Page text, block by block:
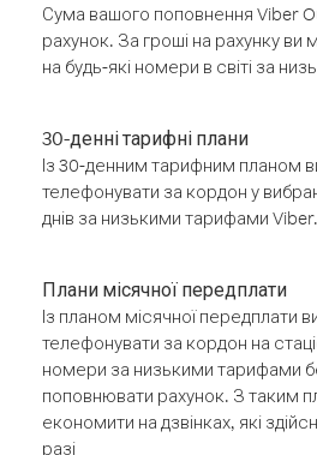
Сума вашого поповнення Viber
рахунок. За гроші на рахунку
на будь-які номери в світі за
30-денні тарифні плани
Із 30-денним тарифним планом
телефонувати за кордон у
днів за низькими тарифами Viber.
Плани місячної передплати
Із планом місячної передплати
телефонувати за кордон на
номери за низькими тарифами
поповнювати рахунок. З таким
економити на дзвінках, які
разі